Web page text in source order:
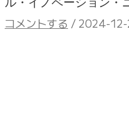
コメントする / 2024-